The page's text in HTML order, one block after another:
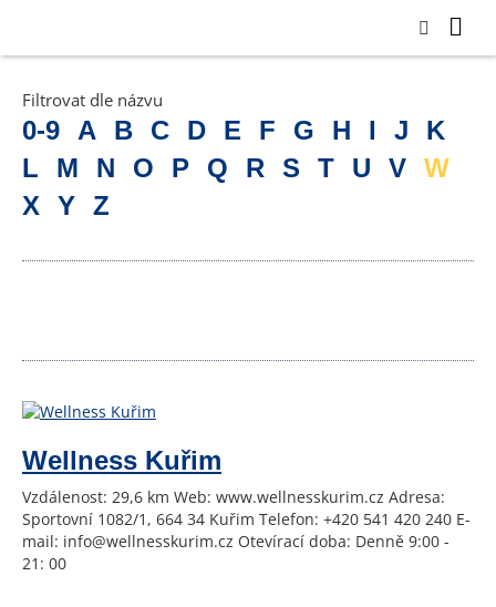
Filtrovat dle názvu
0-9 A B C D E F G H I J
K
L
M N O P Q R S T U V W
X
Y Z
Wellness Kuřim
Vzdálenost: 29,6 km Web: www.wellnesskurim.cz Adresa:
Sportovní 1082/1, 664 34 Kuřim Telefon: +420 541 420 240 E-
mail: info@wellnesskurim.cz Otevírací doba: Denně 9:00 -
21: 00